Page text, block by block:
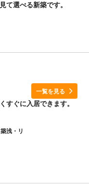
て選べる新築です。
すぐに入居できます。
一覧を見る
浅・リ